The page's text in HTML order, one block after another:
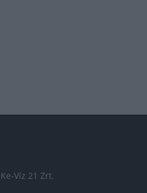
Ke-Víz 21 Zrt.